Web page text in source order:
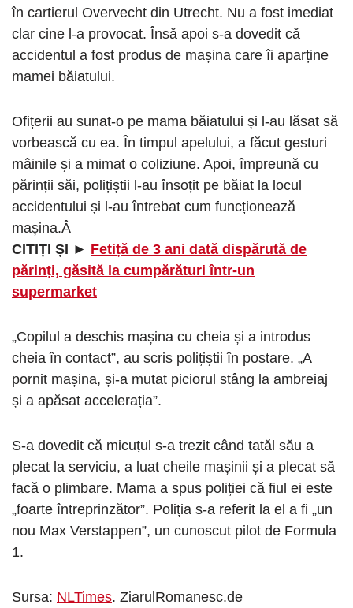
în cartierul Overvecht din Utrecht. Nu a fost imediat
clar cine l-a provocat. Însă apoi s-a dovedit că
accidentul a fost produs de mașina care îi aparține
mamei băiatului.
Ofițerii au sunat-o pe mama băiatului și l-au lăsat să
vorbească cu ea. În timpul apelului, a făcut gesturi
mâinile și a mimat o coliziune. Apoi, împreună cu
părinții săi, polițiștii l-au însoțit pe băiat la locul
accidentului și l-au întrebat cum funcționează
mașina.Â
CITIȚI ȘI ► Fetiță de 3 ani dată dispărută de
părinți, găsită la cumpărături într-un
supermarket
„Copilul a deschis mașina cu cheia și a introdus
cheia în contact”, au scris polițiștii în postare. „A
pornit mașina, și-a mutat piciorul stâng la ambreiaj
și a apăsat accelerația”.
S-a dovedit că micuțul s-a trezit când tatăl său a
plecat la serviciu, a luat cheile mașinii și a plecat să
facă o plimbare. Mama a spus poliției că fiul ei este
„foarte întreprinzător”. Poliția s-a referit la el a fi „un
nou Max Verstappen”, un cunoscut pilot de Formula
1.
Sursa: NLTimes. ZiarulRomanesc.de